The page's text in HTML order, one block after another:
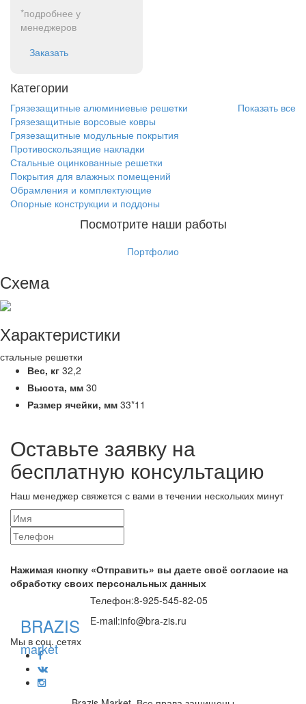
*подробнее у
менеджеров
Заказать
Категории
Показать все
Грязезащитные алюминиевые решетки
Грязезащитные ворсовые ковры
Грязезащитные модульные покрытия
Противоскользящие накладки
Стальные оцинкованные решетки
Покрытия для влажных помещений
Обрамления и комплектующие
Опорные конструкции и поддоны
Посмотрите наши работы
Портфолио
Схема
Характеристики
стальные решетки
Вес, кг 32,2
Высота, мм 30
Размер ячейки, мм 33*11
Оставьте заявку на
бесплатную консультацию
Наш менеджер свяжется с вами в течении нескольких минут
Нажимая кнопку «Отправить» вы даете своё согласие на
обработку своих персональных данных
BRAZIS
market
Телефон:8-925-545-82-05
E-mail:info@bra-zis.ru
Мы в соц. сетях